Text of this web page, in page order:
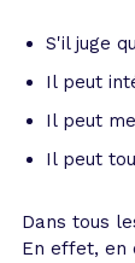
S'il juge
Il peut
Il peut
Il peut
Dans tous
En effet, en